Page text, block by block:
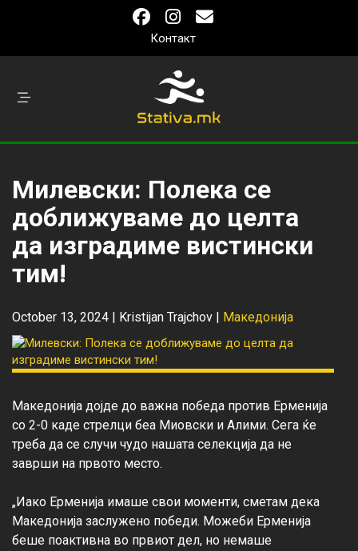
Контакт
Милевски: Полека се
доближуваме до целта
да изградиме вистински
тим!
October 13, 2024 | Kristijan Trajchov | Македонија
Македонија дојде до важна победа против Ерменија
со 2-0 каде стрелци беа Миовски и Алими. Сега ќе
треба да се случи чудо нашата селекција да не
заврши на првото место.
„Иако Ерменија имаше свои моменти, сметам дека
Македонија заслужено победи. Можеби Ерменија
беше поактивна во првиот дел, но немаше